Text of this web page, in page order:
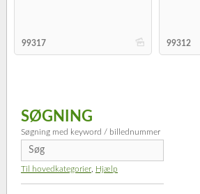
b
99317 99312
SØGNING
Søgning med keyword / billednummer
Til hovedkategorier Hjælp